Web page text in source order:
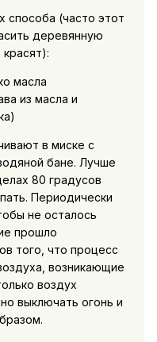
способа (часто этот
деревянную
масла
из масла и
в миске с
бане. Лучше
80 градусов
Периодически
не осталось
прошло
того, что процесс
возникающие
воздух
выключать огонь и